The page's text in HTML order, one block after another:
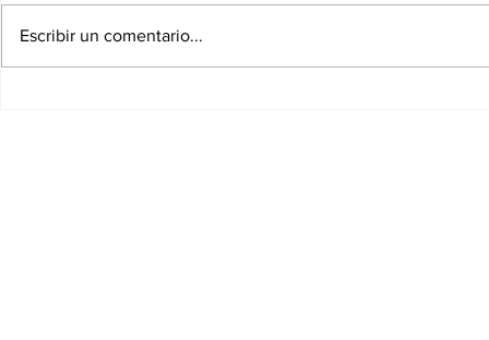
El Graderío 889
Escribir un comentario...